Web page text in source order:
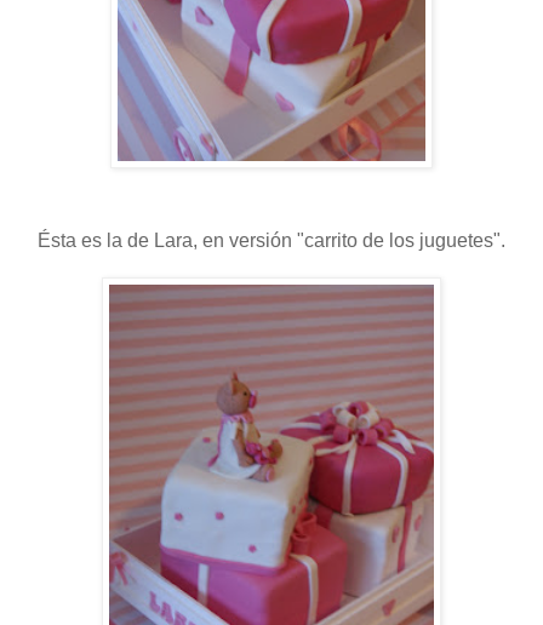
Ésta es la de Lara, en versión "carrito de los juguetes".